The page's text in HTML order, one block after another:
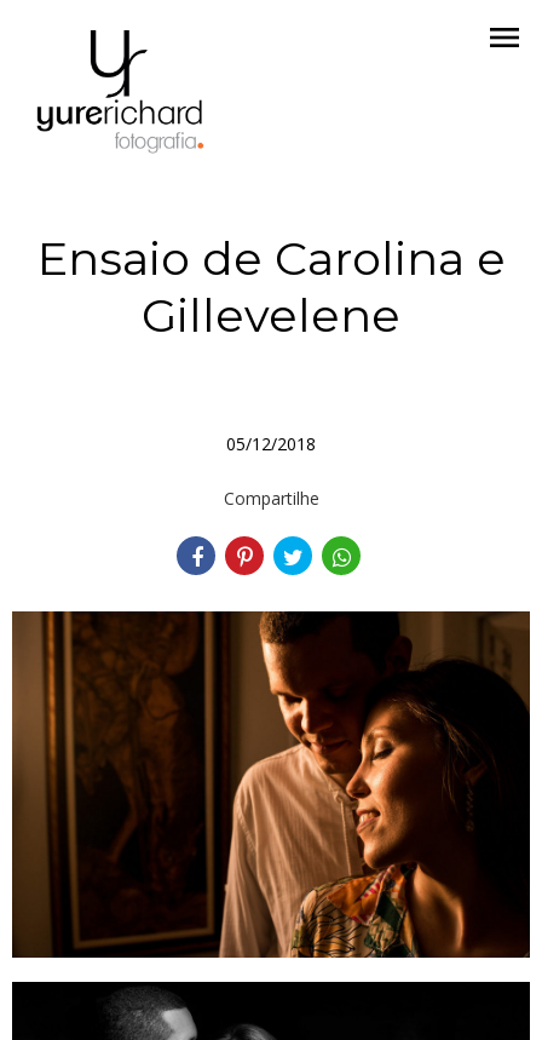
menu
Ensaio de Carolina e
Gillevelene
05/12/2018
Compartilhe